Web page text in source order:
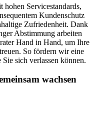
Servicestandards,
Kundenschutz
Zufriedenheit. Dank
Abstimmung arbeiten
Hand in Hand, um Ihre
So fördern wir eine
sich verlassen können.
wachsen